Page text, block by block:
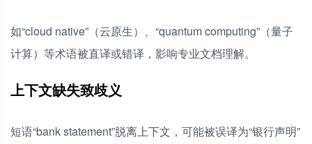
如“cloud native”（云原生）、“quantum computing”（量子
计算）等术语被直译或错译，影响专业文档理解。
上下文缺失致歧义
短语“bank statement”脱离上下文，可能被误译为“银行声明”